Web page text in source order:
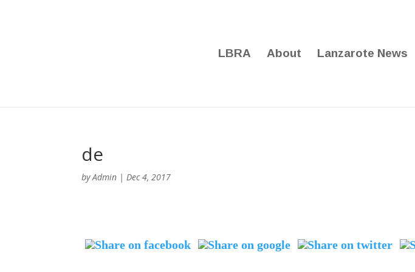
LBRA About Lanzarote News
de
byAdmin |Dec 4, 2017